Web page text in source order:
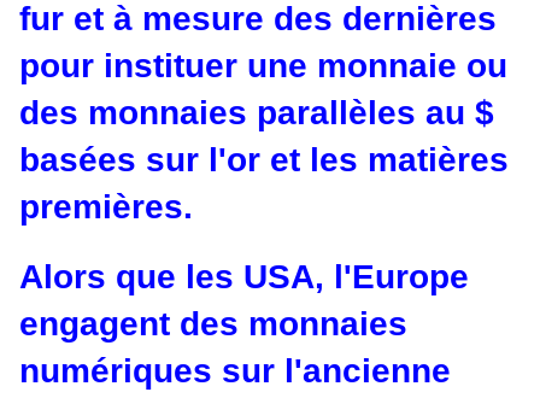
fur et à mesure des dernières
pour instituer une monnaie ou
des monnaies parallèles au $
basées sur l'or et les matières
premières.
Alors que les USA, l'Europe
engagent des monnaies
numériques sur l'ancienne